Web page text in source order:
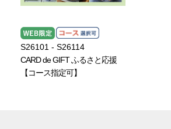
S26101 - S26114
CARD de GIFT ふるさと応援
【コース指定可】